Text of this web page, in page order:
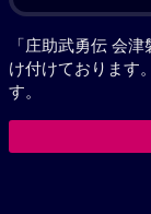
「庄助武勇伝 会
け付けております
す。